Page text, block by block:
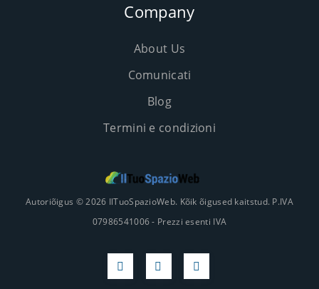
Company
About Us
Comunicati
Blog
Termini e condizioni
Autoriõigus © 2026 IlTuoSpazioWeb. Kõik õigused kaitstud. P.IVA
07986541006 - Prezzi esenti IVA